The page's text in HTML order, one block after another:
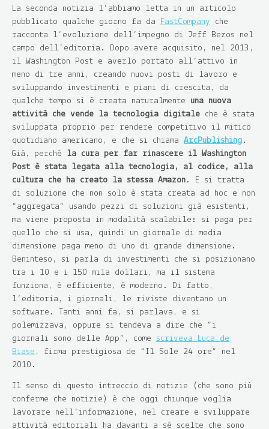
La seconda notizia l’abbiamo letta in un articolo
pubblicato qualche giorno fa da
FastCompany che
racconta l’evoluzione dell’impegno di Jeff Bezos nel
campo dell’editoria. Dopo avere acquisito, nel 2013,
il Washington Post e averlo portato all’attivo in
meno di tre anni, creando nuovi posti di lavoro e
sviluppando investimenti e piani di crescita, da
qualche tempo si è creata naturalmente una nuova
attività che vende la tecnologia digitale che è stata
sviluppata proprio per rendere competitivo il mitico
quotidiano americano, e che si chiama ArcPublishing .
Già, perché la cura per far rinascere il Washington
Post è stata legata alla tecnologia, al codice, alla
cultura che ha creato la stessa Amazon . E si tratta
di soluzione che non solo è stata creata ad hoc e non
“aggregata” usando pezzi di soluzioni già esistenti,
ma viene proposta in modalità scalabile: si paga per
quello che si usa, quindi un giornale di media
dimensione paga meno di uno di grande dimensione.
Beninteso, si parla di investimenti che si posizionano
tra i 10 e i 150 mila dollari, ma il sistema
funziona, è efficiente, è moderno. Di fatto,
l’editoria, i giornali, le riviste diventano un
software. Tanti anni fa, si parlava, e si
polemizzava, oppure si tendeva a dire che “ i
giornali sono delle App ”, come scriveva Luca de
Biase , firma prestigiosa de “Il Sole 24 ore” nel
2010.
Il senso di questo intreccio di notizie (che sono più
conferme che notizie ) è che oggi chiunque voglia
lavorare nell’informazione, nel creare e sviluppare
attività editoriali ha davanti a sé scelte che sono